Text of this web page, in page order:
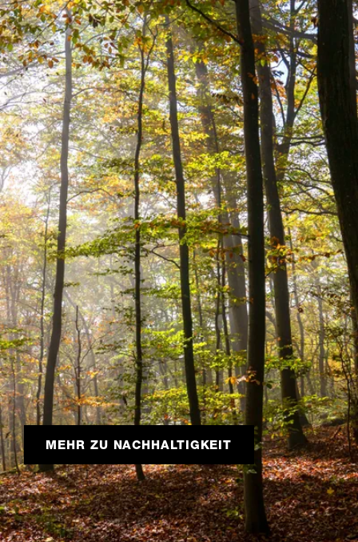
MEHR ZU NACHHALTIGKEIT